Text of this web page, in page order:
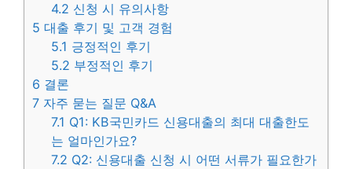
4.2 신청 시 유의사항
5 대출 후기 및 고객 경험
5.1 긍정적인 후기
5.2 부정적인 후기
6 결론
7 자주 묻는 질문 Q&A
7.1 Q1: KB국민카드 신용대출의 최대 대출한도
는 얼마인가요?
7.2 Q2: 신용대출 신청 시 어떤 서류가 필요한가